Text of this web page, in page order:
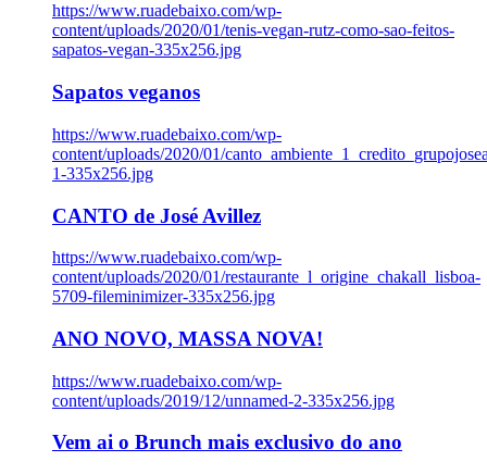
https://www.ruadebaixo.com/wp-
content/uploads/2020/01/tenis-vegan-rutz-como-sao-feitos-
sapatos-vegan-335x256.jpg
Sapatos veganos
https://www.ruadebaixo.com/wp-
content/uploads/2020/01/
1-335x256.jpg
CANTO de José Avillez
https://www.ruadebaixo.com/wp-
content/uploads/2020/01/restaurante_l_origine_chakall_lisboa-
5709-fileminimizer-335x256.jpg
ANO NOVO, MASSA NOVA!
https://www.ruadebaixo.com/wp-
content/uploads/2019/12/unnamed-2-335x256.jpg
Vem ai o Brunch mais exclusivo do ano